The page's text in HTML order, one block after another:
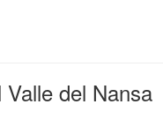
del Nansa